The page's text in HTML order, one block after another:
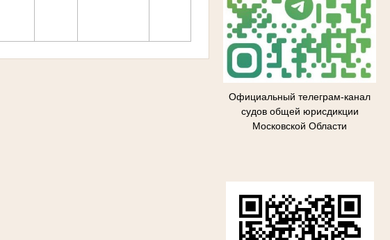
Официальный телеграм-канал
судов общей юрисдикции
Московской Области